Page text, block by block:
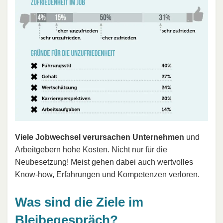
Viele Jobwechsel verursachen Unternehmen und
Arbeitgebern hohe Kosten. Nicht nur für die
Neubesetzung! Meist gehen dabei auch wertvolles
Know-how, Erfahrungen und Kompetenzen verloren.
Was sind die Ziele im